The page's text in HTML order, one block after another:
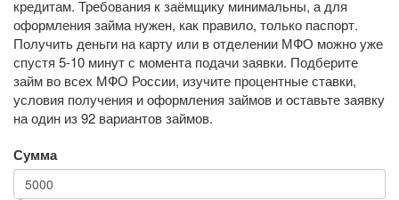
кредитам. Требования к заёмщику минимальны, а для
оформления займа нужен, как правило, только паспорт.
Получить деньги на карту или в отделении МФО можно уже
спустя 5-10 минут с момента подачи заявки. Подберите
займ во всех МФО России, изучите процентные ставки,
условия получения и оформления займов и оставьте заявку
на один из 92 вариантов займов.
Сумма